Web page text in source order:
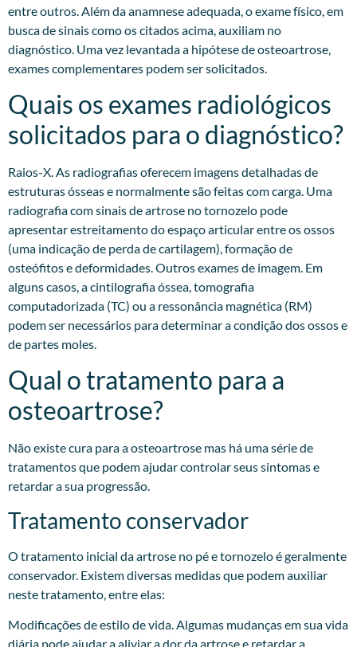
entre outros. Além da anamnese adequada, o exame físico, em
busca de sinais como os citados acima, auxiliam no
diagnóstico. Uma vez levantada a hipótese de osteoartrose,
exames complementares podem ser solicitados.​
Quais os exames radiológicos
solicitados para o diagnóstico?
Raios-X. As radiografias oferecem imagens detalhadas de
estruturas ósseas e normalmente são feitas com carga. Uma
radiografia com sinais de artrose no tornozelo pode
apresentar estreitamento do espaço articular entre os ossos
(uma indicação de perda de cartilagem), formação de
osteófitos e deformidades. Outros exames de imagem. Em
alguns casos, a cintilografia óssea, tomografia
computadorizada (TC) ou a ressonância magnética (RM)
podem ser necessários para determinar a condição dos ossos e
de partes moles.
Qual o tratamento para a
osteoartrose?
Não existe cura para a osteoartrose mas há uma série de
tratamentos que podem ajudar controlar seus sintomas e
retardar a sua progressão.
Tratamento conservador
O tratamento inicial da artrose no pé e tornozelo é geralmente
conservador. Existem diversas medidas que podem auxiliar
neste tratamento, entre elas:
Modificações de estilo de vida. Algumas mudanças em sua vida
diária pode ajudar a aliviar a dor da artrose e retardar a